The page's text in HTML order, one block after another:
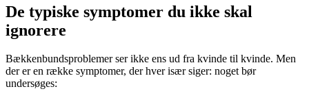
De typiske symptomer du ikke skal
ignorere
Bækkenbundsproblemer ser ikke ens ud fra kvinde til kvinde. Men
der er en række symptomer, der hver især siger: noget bør
undersøges: